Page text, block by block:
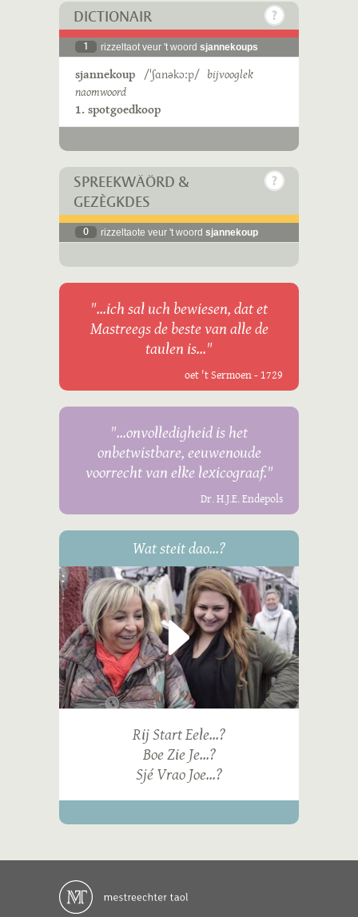
DICTIONAIR
1 rizzeltaot veur 't woord sjannekoups
sjannekoup /ˈʃɑnəkɔːp/ bijvooglek
naomwoord
1. spotgoedkoop
SPREEKWÄÖRD &
GEZÈGKDES
0 rizzeltaote veur 't woord sjannekoup
"...ich sal uch bewiesen, dat et
Mastreegs de beste van alle de
taulen is..."
oet 't Sermoen - 1729
"...onvolledigheid is het
onbetwistbare, eeuwenoude
voorrecht van elke lexicograaf."
Dr. H.J.E. Endepols
Wat steit dao...?
Rij Start Eele...?
Boe Zie Je...?
Sjé Vrao Joe...?